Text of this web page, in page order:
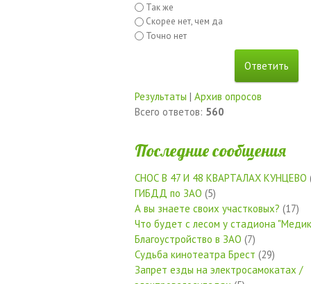
Так же
Скорее нет, чем да
Точно нет
Результаты | Архив опросов
Всего ответов: 560
Последние сообщения
СНОС В 47 И 48 КВАРТАЛАХ КУНЦЕВО
ГИБДД по ЗАО (5)
А вы знаете своих участковых? (17)
Что будет с лесом у стадиона
Благоустройство в ЗАО (7)
Судьба кинотеатра Брест (29)
Запрет езды на электросамокатах /